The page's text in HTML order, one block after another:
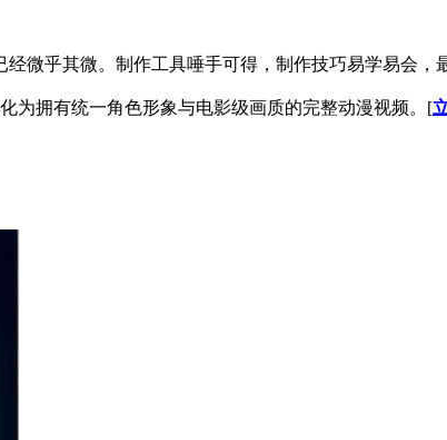
微乎其微。制作工具唾手可得，制作技巧易学易会，
为拥有统一角色形象与电影级画质的完整动漫视频。[